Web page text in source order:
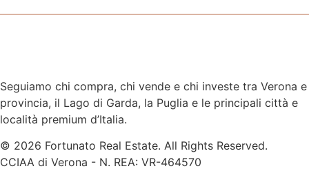
Seguiamo chi compra, chi vende e chi investe tra Verona e
provincia, il Lago di Garda, la Puglia e le principali città e
località premium d’Italia.
© 2026 Fortunato Real Estate. All Rights Reserved.
CCIAA di Verona - N. REA: VR-464570